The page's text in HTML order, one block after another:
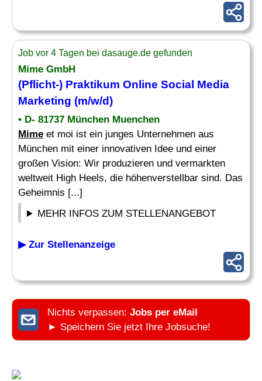
Job vor 4 Tagen bei dasauge.de gefunden
Mime GmbH
(Pflicht-) Praktikum Online Social Media
Marketing (m/w/d)
• D- 81737 München Muenchen
Mime et moi ist ein junges Unternehmen aus
München mit einer innovativen Idee und einer
großen Vision: Wir produzieren und vermarkten
weltweit High Heels, die höhenverstellbar sind. Das
Geheimnis [...]
MEHR INFOS ZUM STELLENANGEBOT
▶ Zur Stellenanzeige
Nichts verpassen: Jobs per eMail
► Speichern Sie jetzt Ihre Jobsuche!